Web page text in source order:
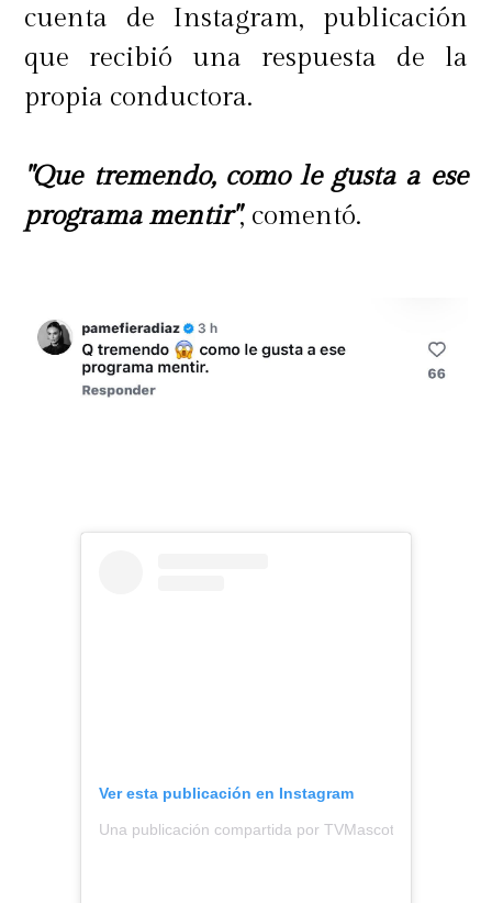
cuenta de Instagram, publicación
que recibió una respuesta de la
propia conductora.
"Que tremendo, como le gusta a ese
programa mentir", comentó.
Ver esta publicación en Instagram
Una publicación compartida por TVMascotas